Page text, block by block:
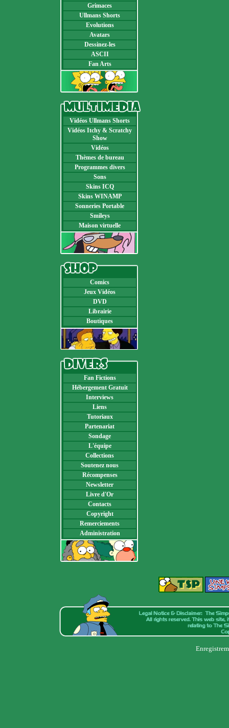
Grimaces
Ullmans Shorts
Evolutions
Avatars
Dessinez-les
ASCII
Fan Arts
Vidéos Ullmans Shorts
Vidéos Itchy & Scratchy
Show
Vidéos
Thèmes de bureau
Programmes divers
Sons
Skins ICQ
Skins WINAMP
Sonneries Portable
Smileys
Maison virtuelle
Comics
Jeux Vidéos
DVD
Librairie
Boutiques
Fan Fictions
Hébergement Gratuit
Interviews
Liens
Tutoriaux
Partenariat
Sondage
L'équipe
Collections
Soutenez nous
Récompenses
Newsletter
Livre d'Or
Contacts
Copyright
Remerciements
Administration